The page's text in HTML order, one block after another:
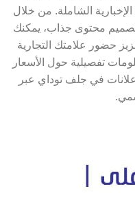
الشاملة. من خلال
وتصميم محتوى جذاب، يمكنك
حضور علامتك التجارية
تفصيلية حول الأسعار
في جلف توداي عبر